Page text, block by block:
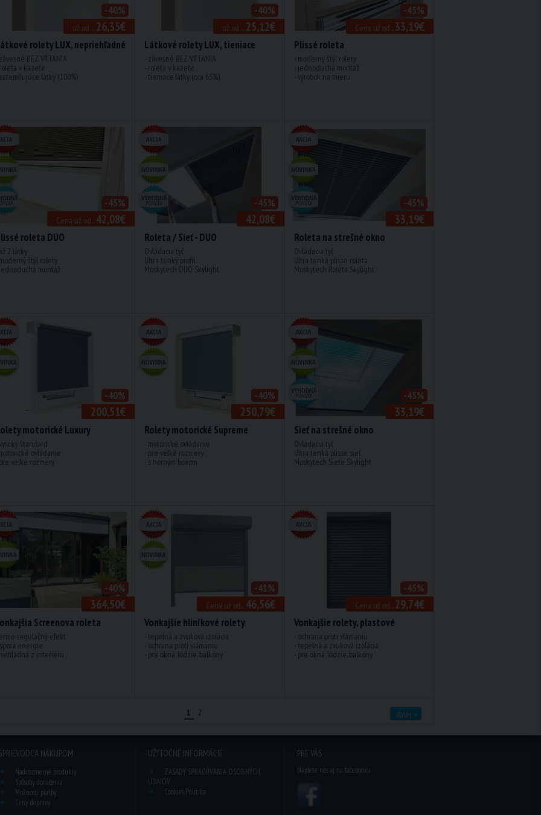
už od ...26,35€
-40%
rolety LUX, nepriehľadné
BEZ VŔTANIA
v kazete
látky (100%)
už od ...25,12€
-40%
Látkové rolety LUX, tieniace
- závesné BEZ VŔTANIA
- roleta v kazete
- tieniace látky (cca 65%)
Cena už od...33,19€
-45%
Plissé roleta
- moderný štýl rolety
- jednoduchá montáž
- výrobok na mieru
Cena už od...42,08€
-45%
roleta DUO
2 látky
štýl rolety
montáž
42,08€
-45%
Roleta / Sieť - DUO
Ovládacia tyč
Ultra tenký profil
Moskytech DUO Skylight
33,19€
-45%
Roleta na strešné okno
Ovládacia tyč
Ultra tenká plisse roleta
Moskytech Roleta Skylight
200,51€
-40%
motorické Luxury
štandard
ovládanie
veľké rozmery
250,79€
-40%
Rolety motorické Supreme
- motorické ovládanie
- pre veľké rozmery
- s horným boxom
33,19€
-45%
Sieť na strešné okno
Ovládacia tyč
Ultra tenká plisse sieť
Moskytech Siete Skylight
364,50€
-40%
Screenova roleta
regulačný efekt
energie
z interiéru
Cena už od...46,56€
-41%
Vonkajšie hliníkové rolety
- tepelná a zvuková izolácia
- ochrana proti vlámaniu
- pre okná, lódzie, balkóny
Cena už od...29,74€
-45%
Vonkajšie rolety, plastové
- ochrana proti vlámaniu
- tepelná a zvuková izolácia
- pre okná, lódzie, balkóny
1 2 ďalej
NÁKUPOM
Nadrozmerné produkty
Spôsoby doručenia
Možnosti platby
Ceny dopravy
UŽITOČNÉ INFORMÁCIE
ZÁSADY SPRACÚVANIA OSOBNÝCH
ÚDAJOV
Cookies Politika
PRE VÁS
Nájdete nás aj na facebooku